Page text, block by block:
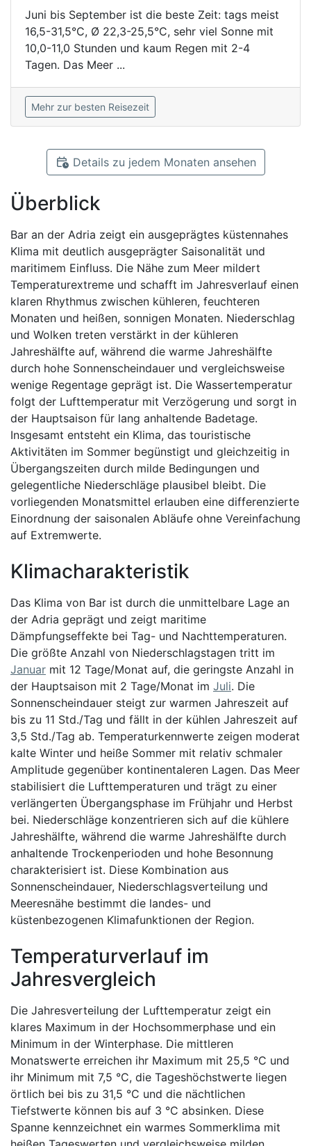
Juni bis September ist die beste Zeit: tags meist
16,5-31,5°C, Ø 22,3-25,5°C, sehr viel Sonne mit
10,0-11,0 Stunden und kaum Regen mit 2-4
Tagen. Das Meer ...
Mehr zur besten Reisezeit
Details zu jedem Monaten ansehen
Überblick
Bar an der Adria zeigt ein ausgeprägtes küstennahes
Klima mit deutlich ausgeprägter Saisonalität und
maritimem Einfluss. Die Nähe zum Meer mildert
Temperaturextreme und schafft im Jahresverlauf einen
klaren Rhythmus zwischen kühleren, feuchteren
Monaten und heißen, sonnigen Monaten. Niederschlag
und Wolken treten verstärkt in der kühleren
Jahreshälfte auf, während die warme Jahreshälfte
durch hohe Sonnenscheindauer und vergleichsweise
wenige Regentage geprägt ist. Die Wassertemperatur
folgt der Lufttemperatur mit Verzögerung und sorgt in
der Hauptsaison für lang anhaltende Badetage.
Insgesamt entsteht ein Klima, das touristische
Aktivitäten im Sommer begünstigt und gleichzeitig in
Übergangszeiten durch milde Bedingungen und
gelegentliche Niederschläge plausibel bleibt. Die
vorliegenden Monatsmittel erlauben eine differenzierte
Einordnung der saisonalen Abläufe ohne Vereinfachung
auf Extremwerte.
Klimacharakteristik
Das Klima von Bar ist durch die unmittelbare Lage an
der Adria geprägt und zeigt maritime
Dämpfungseffekte bei Tag- und Nachttemperaturen.
Die größte Anzahl von Niederschlagstagen tritt im
Januar mit 12 Tage/Monat auf, die geringste Anzahl in
der Hauptsaison mit 2 Tage/Monat im Juli. Die
Sonnenscheindauer steigt zur warmen Jahreszeit auf
bis zu 11 Std./Tag und fällt in der kühlen Jahreszeit auf
3,5 Std./Tag ab. Temperaturkennwerte zeigen moderat
kalte Winter und heiße Sommer mit relativ schmaler
Amplitude gegenüber kontinentaleren Lagen. Das Meer
stabilisiert die Lufttemperaturen und trägt zu einer
verlängerten Übergangsphase im Frühjahr und Herbst
bei. Niederschläge konzentrieren sich auf die kühlere
Jahreshälfte, während die warme Jahreshälfte durch
anhaltende Trockenperioden und hohe Besonnung
charakterisiert ist. Diese Kombination aus
Sonnenscheindauer, Niederschlagsverteilung und
Meeresnähe bestimmt die landes- und
küstenbezogenen Klimafunktionen der Region.
Temperaturverlauf im
Jahresvergleich
Die Jahresverteilung der Lufttemperatur zeigt ein
klares Maximum in der Hochsommerphase und ein
Minimum in der Winterphase. Die mittleren
Monatswerte erreichen ihr Maximum mit 25,5 °C und
ihr Minimum mit 7,5 °C, die Tageshöchstwerte liegen
örtlich bei bis zu 31,5 °C und die nächtlichen
Tiefstwerte können bis auf 3 °C absinken. Diese
Spanne kennzeichnet ein warmes Sommerklima mit